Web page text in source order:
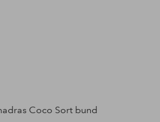
Coco Sort bund